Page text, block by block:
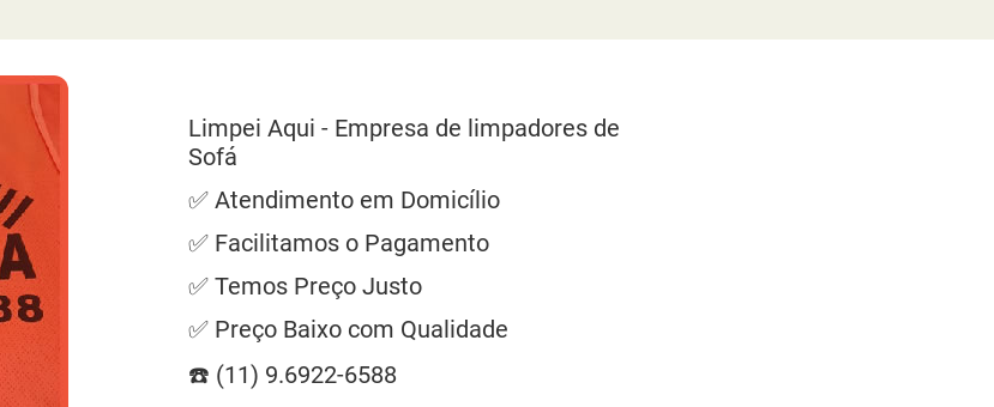
Limpei Aqui - Empresa de limpadores de
Sofá
✅ Atendimento em Domicílio
✅ Facilitamos o Pagamento
✅ Temos Preço Justo
✅ Preço Baixo com Qualidade
☎️ (11) 9.6922-6588